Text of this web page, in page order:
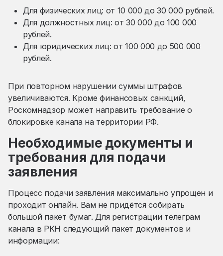
Для физических лиц: от 10 000 до 30 000 рублей.
Для должностных лиц: от 30 000 до 100 000
рублей.
Для юридических лиц: от 100 000 до 500 000
рублей.
При повторном нарушении суммы штрафов
увеличиваются. Кроме финансовых санкций,
Роскомнадзор может направить требование о
блокировке канала на территории РФ.
Необходимые документы и
требования для подачи
заявления
Процесс подачи заявления максимально упрощен и
проходит онлайн. Вам не придётся собирать
большой пакет бумаг. Для регистрации телеграм
канала в РКН следующий пакет документов и
информации: